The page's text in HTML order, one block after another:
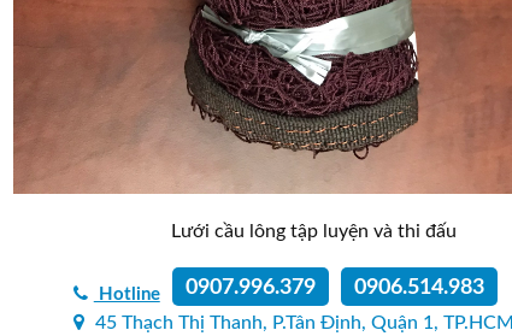
Lưới cầu lông tập luyện và thi đấu
Hotline 0907.996.379 0906.514.983
45 Thạch Thị Thanh, P.Tân Định, Quận 1, TP.HCM